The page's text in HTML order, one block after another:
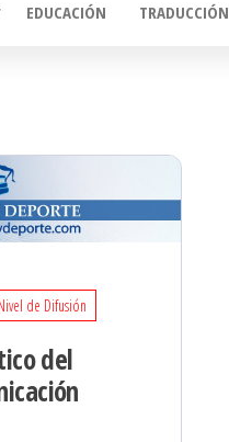
EDUCACIÓN TRADUCCIÓN
de Difusión
del